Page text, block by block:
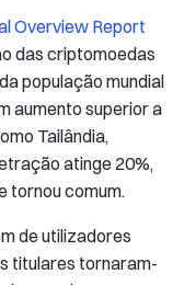
Overview Report
das criptomoedas
população mundial
aumento superior a
Tailândia,
atinge 20%,
tornou comum.
de utilizadores
titulares tornaram-